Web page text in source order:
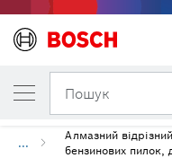
Пошук
...
Алмазний
бензинових пилок,
ОБРАНИЙ ВАРІАНТ
Алмазний